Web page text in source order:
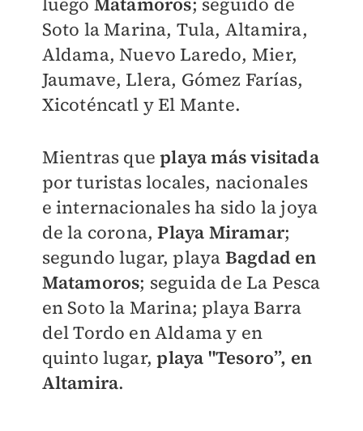
Soto la Marina, Tula, Altamira,
Aldama, Nuevo Laredo, Mier,
Jaumave, Llera, Gómez Farías,
Xicoténcatl y El Mante.
Mientras queplaya más visitada
por turistas locales, nacionales
e internacionales ha sido la joya
de la corona,Playa Miramar;
segundo lugar, playa Bagdad en
Matamoros; seguida de La Pesca
en Soto la Marina; playa Barra
del Tordo en Aldama y en
quinto lugar,playa "Tesoro”, en
Altamira.